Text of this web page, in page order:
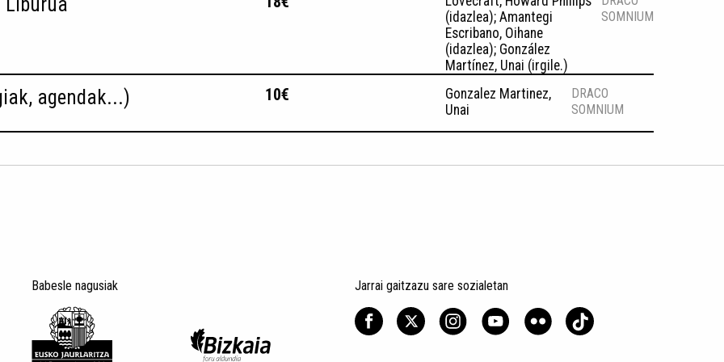
(idazlea); Amantegi
Escribano, Oihane
(idazlea); González
Martínez, Unai (irgile.)
SOMNIUM
agendak...) 10€
Gonzalez Martinez,
Unai
DRACO
SOMNIUM
Babesle nagusiak Jarrai gaitzazu sare sozialetan